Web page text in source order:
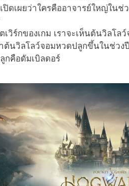
ปิดเผยว่าใครคืออาจารย์ใหญ่ในช่
เวิร์กของเกม เราจะเห็นต้นวิลโ
ต้นวิลโลว์จอมหวดปลูกขึ้นในช่วง
กคือดัมเบิลดอร์